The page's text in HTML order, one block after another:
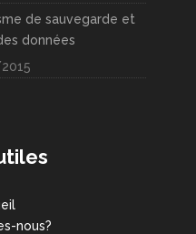
de sauvegarde et
données
nous?